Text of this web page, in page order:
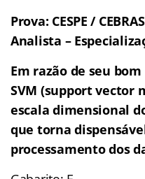
Prova: CESPE /
Analista –
Em razão de seu
SVM (support vector
escala dimensional
que torna
processamento dos